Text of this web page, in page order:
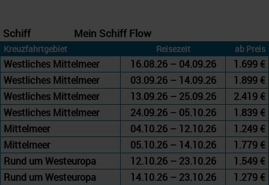
Schiff Mein Schiff Flow
Kreuzfahrtgebiet Reisezeit ab Preis
Westliches Mittelmeer 16.08.26 – 04.09.26
1.699 €
Westliches Mittelmeer
03.09.26 – 14.09.26
1.899 €
Westliches Mittelmeer
13.09.26 – 25.09.26
2.419 €
Westliches Mittelmeer
24.09.26 – 05.10.26
1.839 €
Mittelmeer
04.10.26 – 12.10.26
1.249 €
Mittelmeer
05.10.26 – 14.10.26
1.779 €
Rund um Westeuropa
12.10.26 – 23.10.26
1.549 €
Rund um Westeuropa
14.10.26 – 23.10.26
1.279 €